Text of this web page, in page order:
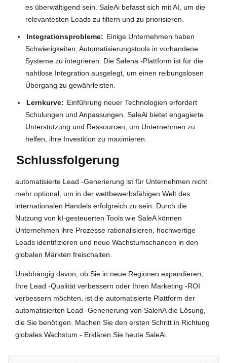
es überwältigend sein. SaleAi befasst sich mit AI, um die
relevantesten Leads zu filtern und zu priorisieren.
Integrationsprobleme: Einige Unternehmen haben
Schwierigkeiten, Automatisierungstools in vorhandene
Systeme zu integrieren. Die Salena -Plattform ist für die
nahtlose Integration ausgelegt, um einen reibungslosen
Übergang zu gewährleisten.
Lernkurve: Einführung neuer Technologien erfordert
Schulungen und Anpassungen. SaleAi bietet engagierte
Unterstützung und Ressourcen, um Unternehmen zu
helfen, ihre Investition zu maximieren.
Schlussfolgerung
automatisierte Lead -Generierung ist für Unternehmen nicht
mehr optional, um in der wettbewerbsfähigen Welt des
internationalen Handels erfolgreich zu sein. Durch die
Nutzung von kI-gesteuerten Tools wie SaleA können
Unternehmen ihre Prozesse rationalisieren, hochwertige
Leads identifizieren und neue Wachstumschancen in den
globalen Märkten freischalten.
Unabhängig davon, ob Sie in neue Regionen expandieren,
Ihre Lead -Qualität verbessern oder Ihren Marketing -ROI
verbessern möchten, ist die automatisierte Plattform der
automatisierten Lead -Generierung von SalenA die Lösung,
die Sie benötigen. Machen Sie den ersten Schritt in Richtung
globales Wachstum - Erklären Sie heute SaleAi.